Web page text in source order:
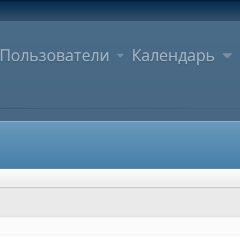
Пользователи Календарь